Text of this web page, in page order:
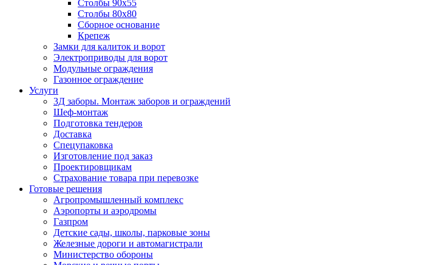
Столбы 90х55
Столбы 80х80
Сборное основание
Крепеж
Замки для калиток и ворот
Электроприводы для ворот
Модульные ограждения
Газонное ограждение
Услуги
3Д заборы. Монтаж заборов и ограждений
Шеф-монтаж
Подготовка тендеров
Доставка
Спецупаковка
Изготовление под заказ
Проектировщикам
Страхование товара при перевозке
Готовые решения
Агропромышленный комплекс
Аэропорты и аэродромы
Газпром
Детские сады, школы, парковые зоны
Железные дороги и автомагистрали
Министерство обороны